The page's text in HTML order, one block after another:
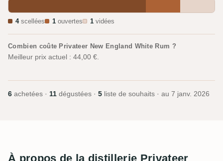
4scellées 1 ouvertes 1 vidées
Combien coûte Privateer New England White Rum ?
Meilleur prix actuel : 44,00 €.
6 achetées · 11 dégustées · 5 liste de souhaits · au 7 janv. 2026
À propos de la distillerie Privateer